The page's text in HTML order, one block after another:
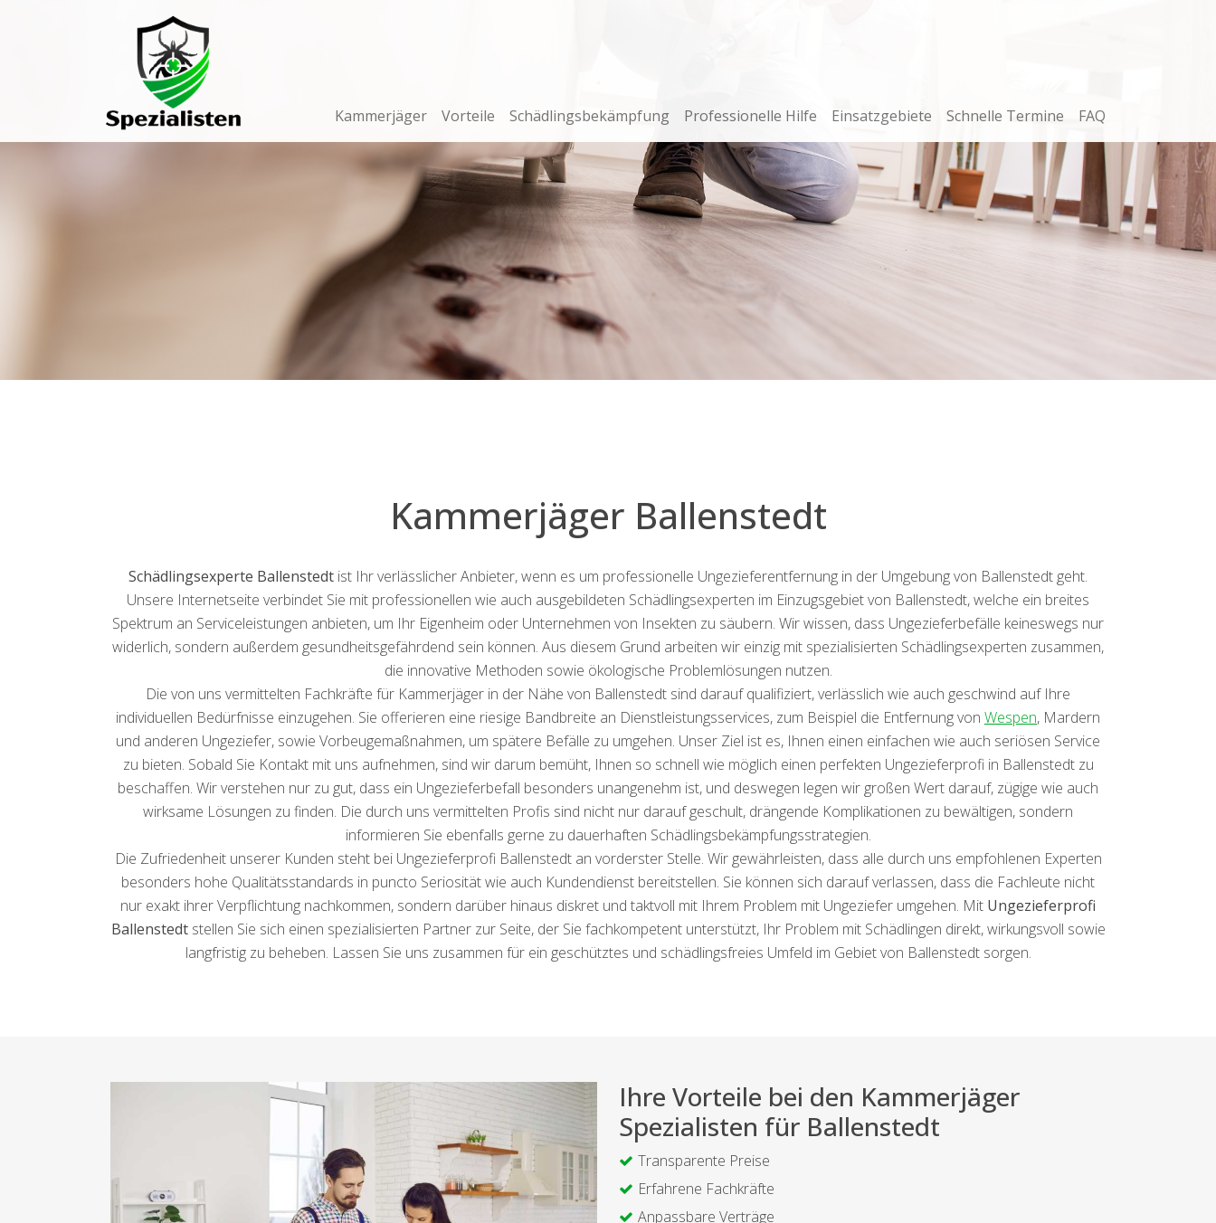
Navigation
Kammerjäger Vorteile Schädlingsbekämpfung Professionelle Hilfe Einsatzgebiete Schnelle Termine FAQ
Kammerjäger Ballenstedt
Schädlingsexperte Ballenstedt ist Ihr verlässlicher Anbieter, wenn es um professionelle Ungezieferentfernung in der Umgebung von Ballenstedt geht.
Unsere Internetseite verbindet Sie mit professionellen wie auch ausgebildeten Schädlingsexperten im Einzugsgebiet von Ballenstedt, welche ein breites
Spektrum an Serviceleistungen anbieten, um Ihr Eigenheim oder Unternehmen von Insekten zu säubern. Wir wissen, dass Ungezieferbefälle keineswegs nur
widerlich, sondern außerdem gesundheitsgefährdend sein können. Aus diesem Grund arbeiten wir einzig mit spezialisierten Schädlingsexperten zusammen,
die innovative Methoden sowie ökologische Problemlösungen nutzen.
Die von uns vermittelten Fachkräfte für Kammerjäger in der Nähe von Ballenstedt sind darauf qualifiziert, verlässlich wie auch geschwind auf Ihre
individuellen Bedürfnisse einzugehen. Sie offerieren eine riesige Bandbreite an Dienstleistungsservices, zum Beispiel die Entfernung von Wespen, Mardern
und anderen Ungeziefer, sowie Vorbeugemaßnahmen, um spätere Befälle zu umgehen. Unser Ziel ist es, Ihnen einen einfachen wie auch seriösen Service
zu bieten. Sobald Sie Kontakt mit uns aufnehmen, sind wir darum bemüht, Ihnen so schnell wie möglich einen perfekten Ungezieferprofi in Ballenstedt zu
beschaffen. Wir verstehen nur zu gut, dass ein Ungezieferbefall besonders unangenehm ist, und deswegen legen wir großen Wert darauf, zügige wie auch
wirksame Lösungen zu finden. Die durch uns vermittelten Profis sind nicht nur darauf geschult, drängende Komplikationen zu bewältigen, sondern
informieren Sie ebenfalls gerne zu dauerhaften Schädlingsbekämpfungsstrategien.
Die Zufriedenheit unserer Kunden steht bei Ungezieferprofi Ballenstedt an vorderster Stelle. Wir gewährleisten, dass alle durch uns empfohlenen Experten
besonders hohe Qualitätsstandards in puncto Seriosität wie auch Kundendienst bereitstellen. Sie können sich darauf verlassen, dass die Fachleute nicht
nur exakt ihrer Verpflichtung nachkommen, sondern darüber hinaus diskret und taktvoll mit Ihrem Problem mit Ungeziefer umgehen. Mit Ungezieferprofi
Ballenstedtstellen Sie sich einen spezialisierten Partner zur Seite, der Sie fachkompetent unterstützt, Ihr Problem mit Schädlingen direkt, wirkungsvoll sowie
langfristig zu beheben. Lassen Sie uns zusammen für ein geschütztes und schädlingsfreies Umfeld im Gebiet von Ballenstedt sorgen.
Ihre Vorteile bei den Kammerjäger
Spezialisten für Ballenstedt
Transparente Preise
Erfahrene Fachkräfte
Anpassbare Verträge